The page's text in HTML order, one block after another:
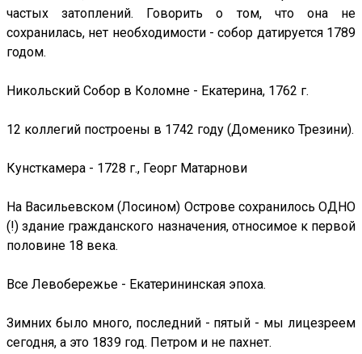
частых затоплений. Говорить о том, что она не
сохранилась, нет необходимости - собор датируется 1789
годом.
Никольский Собор в Коломне - Екатерина, 1762 г.
12 коллегий построены в 1742 году (Доменико Трезини).
Кунсткамера - 1728 г., Георг Матарнови
На Васильевском (Лосином) Острове сохранилось ОДНО
(!) здание гражданского назначения, относимое к первой
половине 18 века.
Все Левобережье - Екатерининская эпоха.
Зимних было много, последний - пятый - мы лицезреем
сегодня, а это 1839 год. Петром и не пахнет.